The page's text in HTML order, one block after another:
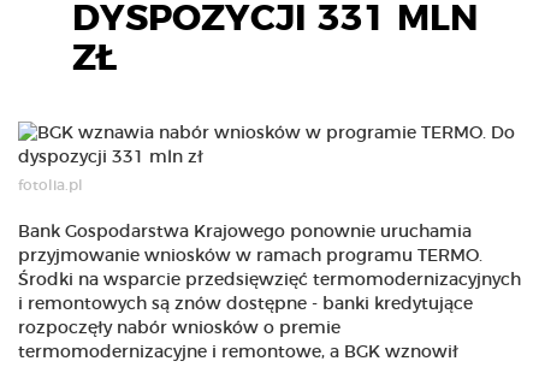
DYSPOZYCJI 331 MLN
ZŁ
fotolia.pl
Bank Gospodarstwa Krajowego ponownie uruchamia
przyjmowanie wniosków w ramach programu TERMO.
Środki na wsparcie przedsięwzięć termomodernizacyjnych
i remontowych są znów dostępne - banki kredytujące
rozpoczęły nabór wniosków o premie
termomodernizacyjne i remontowe, a BGK wznowił